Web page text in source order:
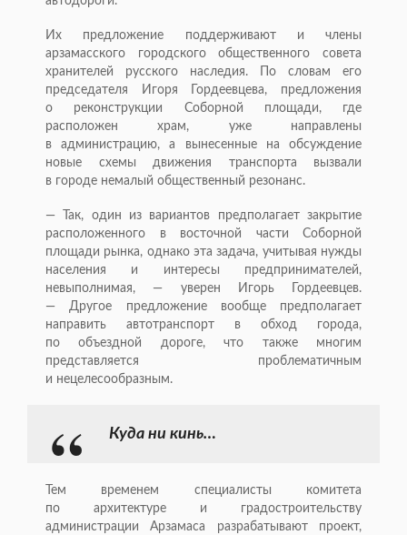
Их предложение поддерживают и члены
арзамасского городского общественного совета
хранителей русского наследия. По словам его
председателя Игоря Гордеевцева, предложения
о реконструкции Соборной площади, где
расположен храм, уже направлены
в администрацию, а вынесенные на обсуждение
новые схемы движения транспорта вызвали
в городе немалый общественный резонанс.
— Так, один из вариантов предполагает закрытие
расположенного в восточной части Соборной
площади рынка, однако эта задача, учитывая нужды
населения и интересы предпринимателей,
невыполнимая, — уверен Игорь Гордеевцев.
— Другое предложение вообще предполагает
направить автотранспорт в обход города,
по объездной дороге, что также многим
представляется проблематичным
и нецелесообразным.
Куда ни кинь…
Тем временем специалисты комитета
по архитектуре и градостроительству
администрации Арзамаса разрабатывают проект,